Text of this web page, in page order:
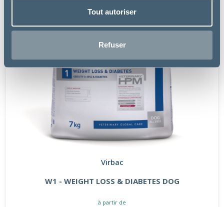
Tout autoriser
Refuser
Virbac
W1 - WEIGHT LOSS & DIABETES DOG
à partir de